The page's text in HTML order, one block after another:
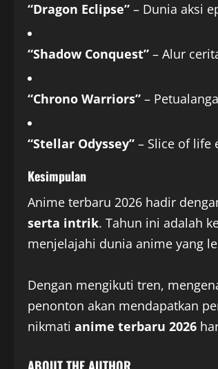
“Dragon Eclipse” – Dunia aksi
“Shadow Conquest” – Alur
“Chrono Warriors” –
“Stellar Odyssey” – Slice of life
Kesimpulan
Anime terbaru 2026 hadir
serta intrik. Tahun ini adalah
menjelajahi dunia anime yang
Dengan mengikuti tren,
penonton akan mendapatkan
nikmati anime terbaru 2026